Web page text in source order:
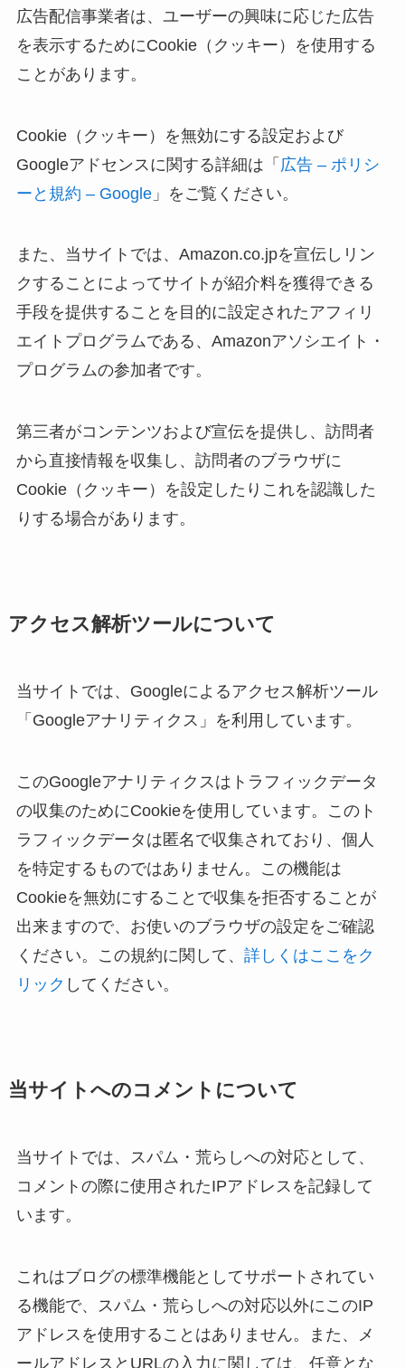
広告配信事業者は、ユーザーの興味に応じた広告
を表示するためにCookie（クッキー）を使用する
ことがあります。
Cookie（クッキー）を無効にする設定および
Googleアドセンスに関する詳細は「 広告 – ポリシ
ーと規約 – Google」をご覧ください。
また、当サイトでは、Amazon.co.jpを宣伝しリン
クすることによってサイトが紹介料を獲得できる
手段を提供することを目的に設定されたアフィリ
エイトプログラムである、Amazonアソシエイト・
プログラムの参加者です。
第三者がコンテンツおよび宣伝を提供し、訪問者
から直接情報を収集し、訪問者のブラウザに
Cookie（クッキー）を設定したりこれを認識した
りする場合があります。
アクセス解析ツールについて
当サイトでは、Googleによるアクセス解析ツール
「Googleアナリティクス」を利用しています。
このGoogleアナリティクスはトラフィックデータ
の収集のためにCookieを使用しています。このト
ラフィックデータは匿名で収集されており、個人
を特定するものではありません。この機能は
Cookieを無効にすることで収集を拒否することが
出来ますので、お使いのブラウザの設定をご確認
ください。この規約に関して、 詳しくはここをク
リック してください。
当サイトへのコメントについて
当サイトでは、スパム・荒らしへの対応として、
コメントの際に使用されたIPアドレスを記録して
います。
これはブログの標準機能としてサポートされてい
る機能で、スパム・荒らしへの対応以外にこのIP
アドレスを使用することはありません。また、メ
ールアドレスとURLの入力に関しては、任意とな